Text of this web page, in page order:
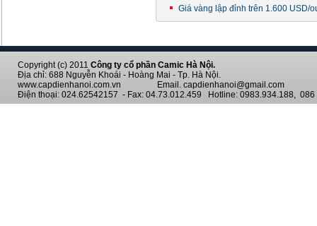
Giá vàng lập đỉnh trên 1.600 USD/
Copyright (c) 2011 Công ty cổ phần Camic Hà Nội.
Địa chỉ: 688 Nguyễn Khoái - Hoàng Mai - Tp. Hà Nội.
www.capdienhanoi.com.vn Email. capdienhanoi@gmail.com
Điện thoại: 024.62542157 - Fax: 04.73.012.459 Hotline: 0983.934.188, 086